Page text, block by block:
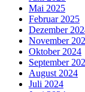
Mai 2025
Februar 2025
Dezember
November
Oktober 2024
September
August 2024
Juli 2024